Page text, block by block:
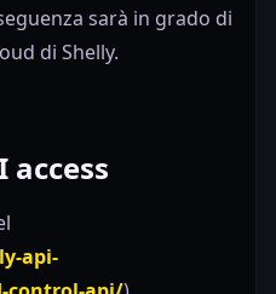
sarà in grado di
di Shelly.
access
api-